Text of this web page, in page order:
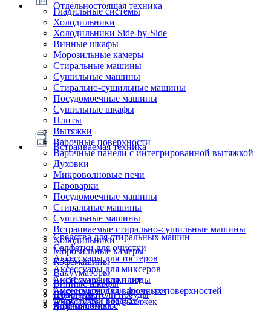
Отдельностоящая техника
Гладильные системы
Холодильники
Холодильники Side-by-Side
Винные шкафы
Морозильные камеры
Стиральные машины
Сушильные машины
Стирально-сушильные машины
Посудомоечные машины
Сушильные шкафы
Плиты
Встраиваемая техника
Вытяжки
Варочные поверхности
Варочные панели с интегрированной вытяжкой
Духовки
Микроволновые печи
Пароварки
Посудомоечные машины
Стиральные машины
Сушильные машины
Встраиваемые стирально-сушильные машины
Холодильники
Морозильные камеры
Кофемашины
Вакууматоры
Винные шкафы
Подогреватели посуды
Ящики сомелье
Блендеры
Кофемашины
Очистители воздуха
Системы очистки воды
Сменные модули фильтров
Аксессуары для тостеров
Аксессуары для миксеров
Аксессуары для плит
Аксессуары для варочных поверхностей
Аксессуары для вытяжек
Средства для стиральных машин
Салфетки для очистки